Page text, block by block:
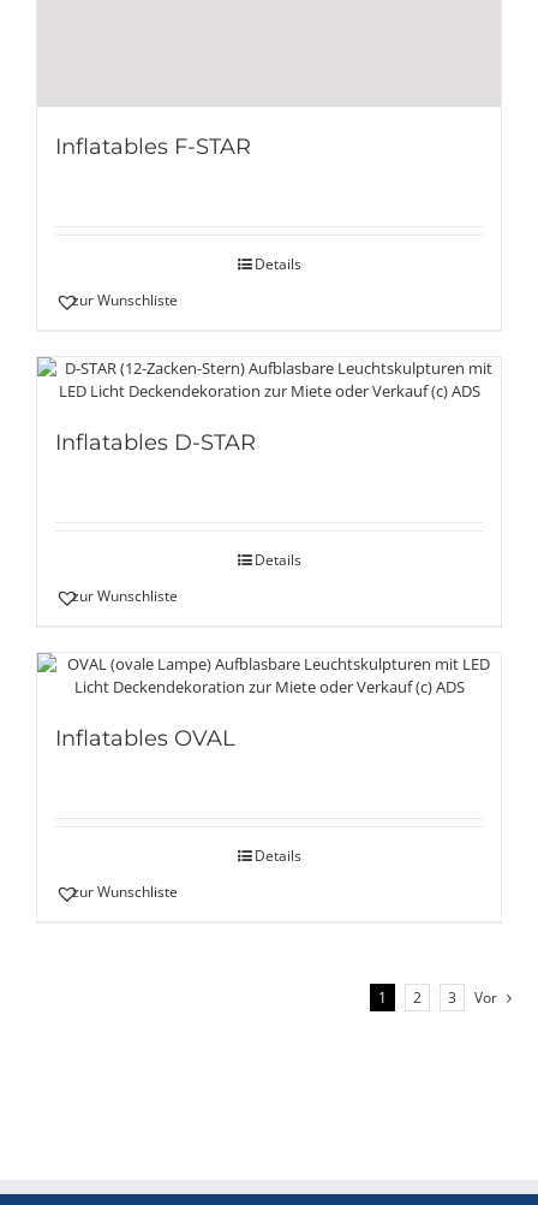
Inflatables F-STAR
Details
zur Wunschliste
Inflatables D-STAR
Details
zur Wunschliste
Inflatables OVAL
Details
zur Wunschliste
1 2 3 Vor